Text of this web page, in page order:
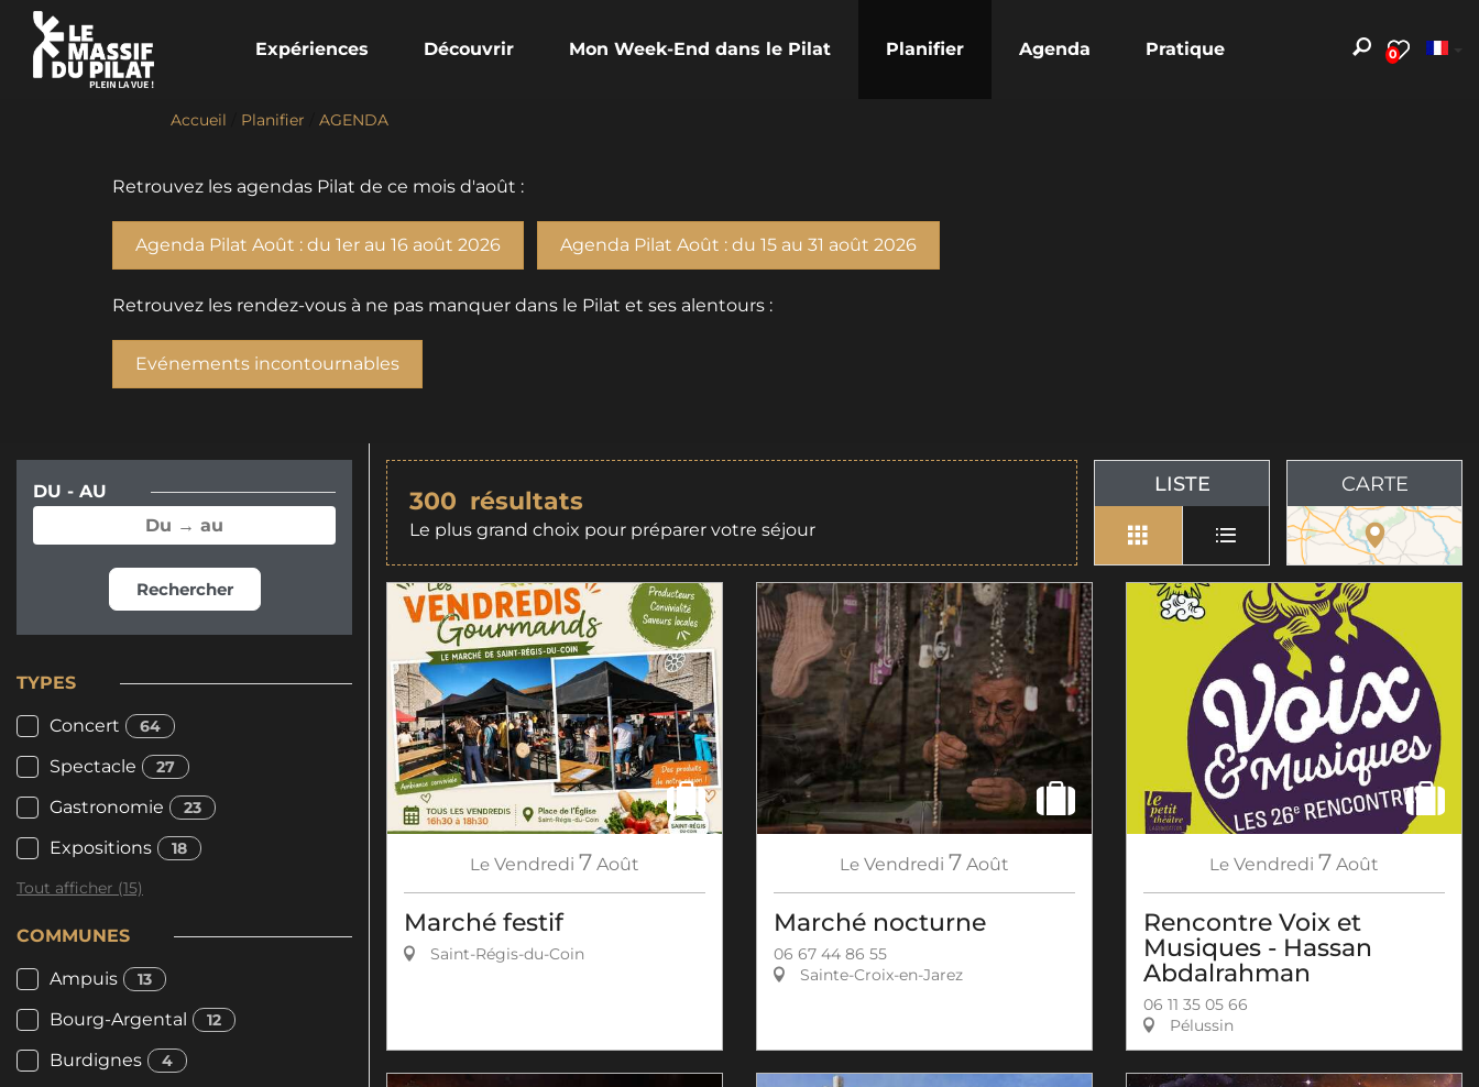
0
Expériences Découvrir Mon Week-End dans le Pilat Planifier Agenda Pratique
Accueil Planifier AGENDA
Retrouvez les agendas Pilat de ce mois d'août :
Agenda Pilat Août : du 1er au 16 août 2026 Agenda Pilat Août : du 15 au 31 août 2026
Retrouvez les rendez-vous à ne pas manquer dans le Pilat et ses alentours :
Evénements incontournables
DU - AU
Rechercher
TYPES
Concert 64
Spectacle 27
Gastronomie 23
Expositions
18
Tout afficher (15)
COMMUNES
Ampuis 13
Bourg-Argental 12
Burdignes 4
300 résultats
Le plus grand choix pour préparer votre séjour
LISTE CARTE
Le Vendredi 7 Août
Marché festif
Saint-Régis-du-Coin
Le Vendredi 7 Août
Marché nocturne
06 67 44 86 55
Sainte-Croix-en-Jarez
Le Vendredi 7 Août
Rencontre Voix et
Musiques - Hassan
Abdalrahman
06 11 35 05 66
Pélussin